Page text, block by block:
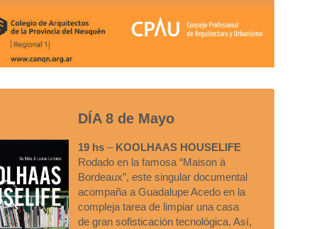
DÍA 8 de Mayo
19 hs – KOOLHAAS HOUSELIFE
Rodado en la famosa “Maison à
Bordeaux”, este singular documental
acompaña a Guadalupe Acedo en la
compleja tarea de limpiar una casa
de gran sofisticación tecnológica. Así,